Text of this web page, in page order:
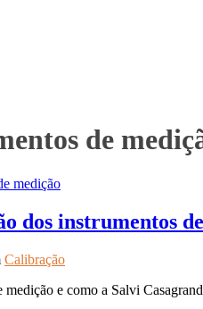
de
dos instrumentos
Calibração
e como a Salvi